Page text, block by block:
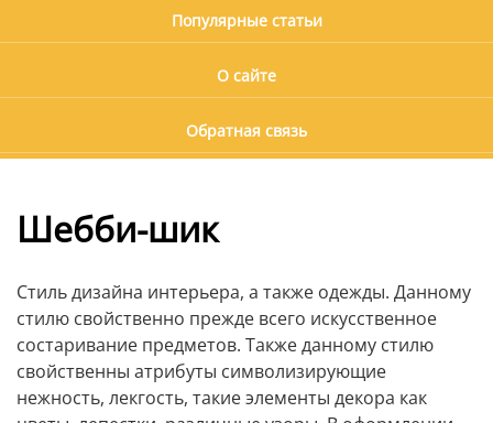
Популярные статьи
О сайте
Обратная связь
Шебби-шик
Стиль дизайна интерьера, а также одежды. Данному
стилю свойственно прежде всего искусственное
состаривание предметов. Также данному стилю
свойственны атрибуты символизирующие
нежность, лекгость, такие элементы декора как